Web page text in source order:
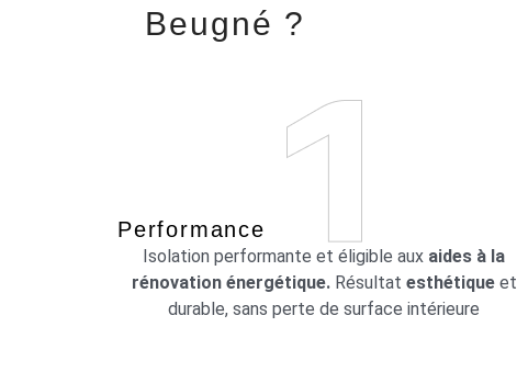
Beugné ?
Performance
Isolation performante et éligible aux aides à la
rénovation énergétique. Résultat esthétique et
durable, sans perte de surface intérieure